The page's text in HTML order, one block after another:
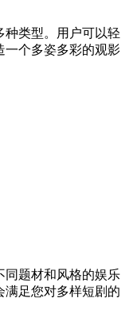
种类型。用户可以轻
一个多姿多彩的观影
同题材和风格的娱乐
满足您对多样短剧的